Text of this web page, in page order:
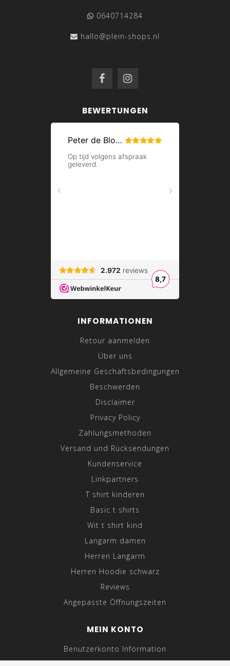
0640714284
hallo@plein-shops.nl
BEWERTUNGEN
INFORMATIONEN
Retour aanmelden
Über uns
Allgemeine Geschäftsbedingungen
Beschwerden
Disclaimer
Privacy Policy
Zahlungsmethoden
Versand und Rücksendungen
Kundenservice
Linkpartners
T shirt kinderen
Basic t shirts
Wit t shirt kind
Langarm damen
Herren Langarm
Herren Hoodie schwarz
Reviews
Angepasste Öffnungszeiten
MEIN KONTO
Benutzerkonto Information